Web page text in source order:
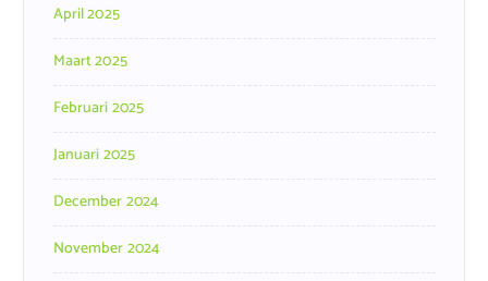
April 2025
Maart 2025
Februari 2025
Januari 2025
December 2024
November 2024